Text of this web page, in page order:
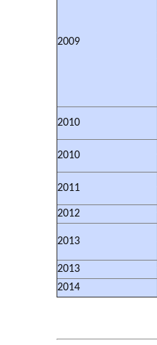
2009
2010
2010
2011
2012
2013
2013
2014